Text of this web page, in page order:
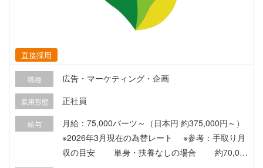
直接採用
職種 広告・マーケティング・企画
雇用形態 正社員
給与
月給：75,000バーツ～（日本円 約375,000円～）
※2026年3月現在の為替レート ※参考：手取り月
収の目安 単身・扶養なしの場合 約70,00